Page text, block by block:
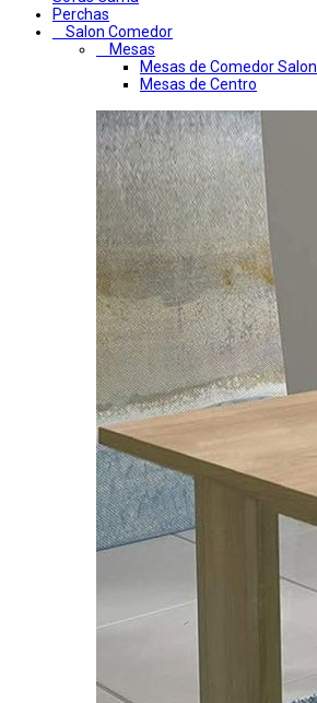
Perchas
Salon Comedor
Mesas
Mesas de Comedor Salon
Mesas de Centro